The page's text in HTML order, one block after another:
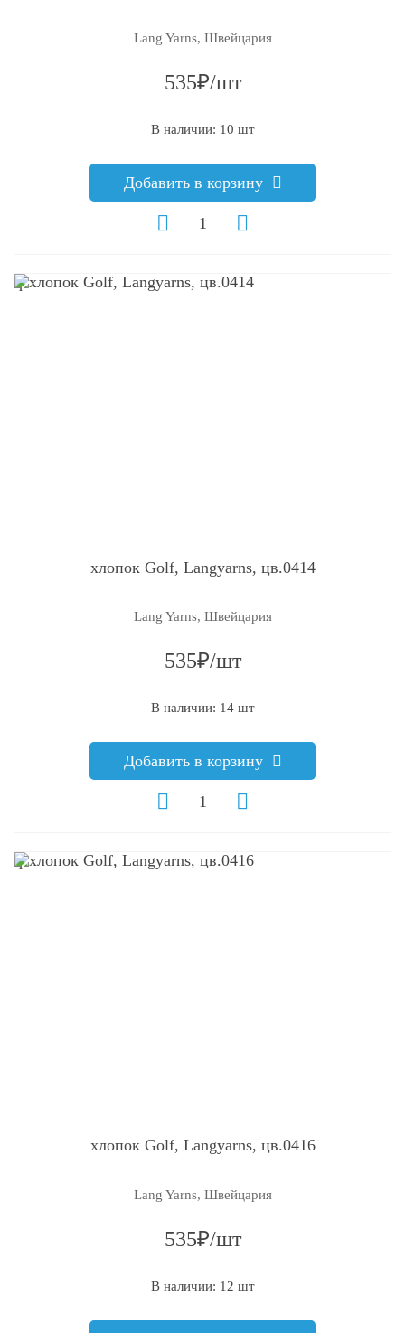
Lang Yarns, Швейцария
535₽/шт
В наличии: 10 шт
Добавить в корзину
q
хлопок Golf, Langyarns, цв.0414
Lang Yarns, Швейцария
535₽/шт
В наличии: 14 шт
Добавить в корзину
q
хлопок Golf, Langyarns, цв.0416
Lang Yarns, Швейцария
535₽/шт
В наличии: 12 шт